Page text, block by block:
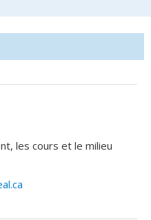
les cours et le milieu